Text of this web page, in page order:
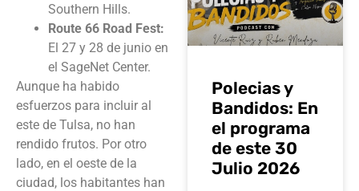
Southern Hills.
Route 66 Road Fest:
El 27 y 28 de junio en
el SageNet Center.
Aunque ha habido
esfuerzos para incluir al
este de Tulsa, no han
rendido frutos. Por otro
lado, en el oeste de la
ciudad, los habitantes han
Polecias y
Bandidos: En
el programa
de este 30
Julio 2026